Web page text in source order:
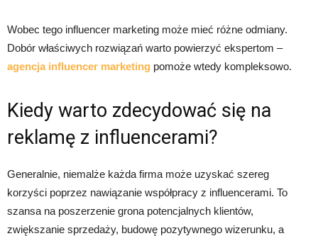
Wobec tego influencer marketing może mieć różne odmiany.
Dobór właściwych rozwiązań warto powierzyć ekspertom –
agencja influencer marketing pomoże wtedy kompleksowo.
Kiedy warto zdecydować się na
reklamę z influencerami?
Generalnie, niemalże każda firma może uzyskać szereg
korzyści poprzez nawiązanie współpracy z influencerami. To
szansa na poszerzenie grona potencjalnych klientów,
zwiększanie sprzedaży, budowę pozytywnego wizerunku, a